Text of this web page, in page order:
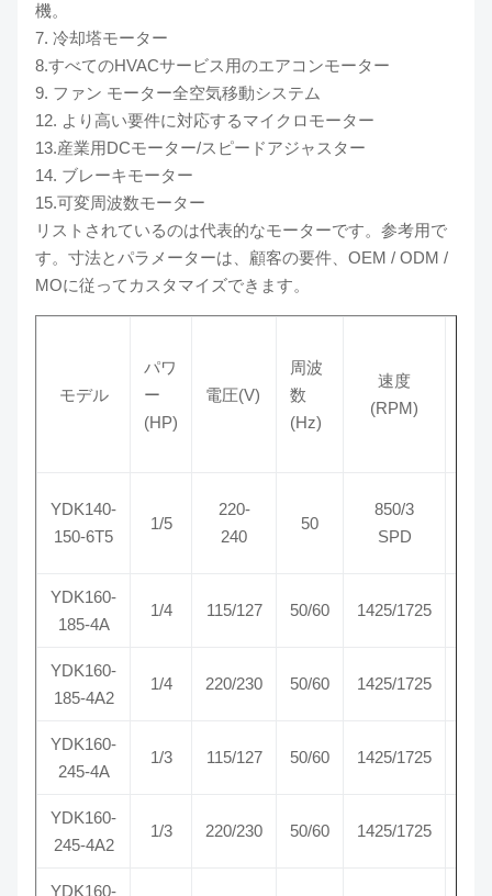
機。
7. 冷却塔モーター
8.すべてのHVACサービス用のエアコンモーター
9. ファン モーター全空気移動システム
12. より高い要件に対応するマイクロモーター
13.産業用DCモーター/スピードアジャスター
14. ブレーキモーター
15.可変周波数モーター
リストされているのは代表的なモーターです。参考用で
す。寸法とパラメーターは、顧客の要件、OEM / ODM /
MOに従ってカスタマイズできます。
モデル
パワ
ー
(HP)
電圧(V)
周波
数
(Hz)
速度
(RPM)
YDK140-
150-6T5
1/5
220-
240
50
850/3
SPD
YDK160-
185-4A
1/4 115/127 50/60 1425/1725
YDK160-
185-4A2
1/4 220/230 50/60 1425/1725
YDK160-
245-4A
1/3 115/127 50/60 1425/1725
YDK160-
245-4A2
1/3 220/230 50/60 1425/1725
YDK160-